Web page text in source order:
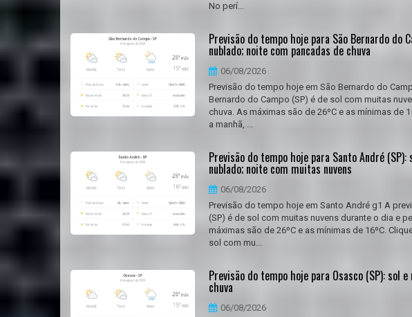
No perí...
Previsão do tempo hoje para São Bernardo do
nublado; noite com pancadas de chuva
06/08/2026
Previsão do tempo hoje em São Bernardo do
Bernardo do Campo (SP) é de sol com muitas
chuva. As máximas são de 26ºC e as mínimas de
a manhã, ...
Previsão do tempo hoje para Santo André
nublado; noite com muitas nuvens
06/08/2026
Previsão do tempo hoje em Santo André g1 A
(SP) é de sol com muitas nuvens durante o dia e
máximas são de 26ºC e as mínimas de 16ºC.
sol com mu...
Previsão do tempo hoje para Osasco (SP): sol
chuva
06/08/2026